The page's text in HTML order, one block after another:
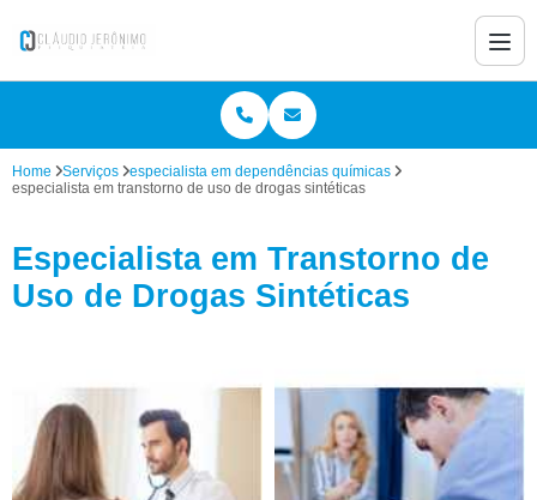
Home Serviços
especialista em dependências químicas
especialista em transtorno de uso de drogas sintéticas
Especialista em Transtorno de
Uso de Drogas Sintéticas